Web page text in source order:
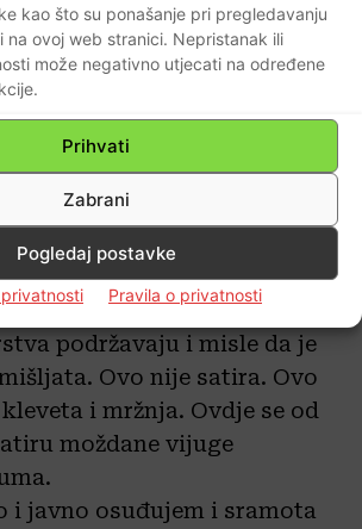
kao što su ponašanje pri pregledavanju
na ovoj web stranici. Nepristanak ili
može negativno utjecati na određene
Prihvati
Zabrani
Pogledaj postavke
Pravila o privatnosti
Probaj reći istinu o onima
u pobačaju i
ih dječjom pornografijom ili
iz Zambije i Konga.
to činiš u rubrici „Stanje
ne znaš kojoj naciji
su samo gori oni koji ovu
podržavaju i misle da je
Ovo nije satira. Ovo
i mržnja. Ovdje se od
moždane vijuge
i javno osuđujem i sramota